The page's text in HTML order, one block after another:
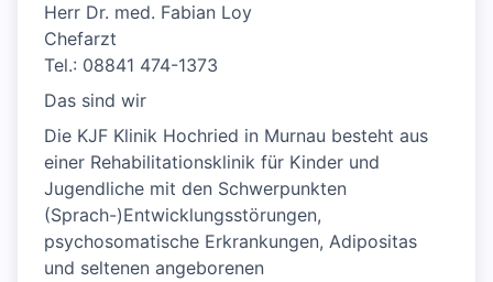
Herr Dr. med. Fabian Loy
Chefarzt
Tel.: 08841 474-1373
Das sind wir
Die KJF Klinik Hochried in Murnau besteht aus
einer Rehabilitationsklinik für Kinder und
Jugendliche mit den Schwerpunkten
(Sprach-)Entwicklungsstörungen,
psychosomatische Erkrankungen, Adipositas
und seltenen angeborenen